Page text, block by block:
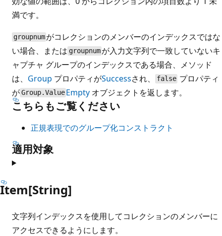
満です。
groupnum がコレクションのメンバーのインデックスではな
い場合、または groupnum が入力文字列で一致していないキ
ャプチャ グループのインデックスである場合、メソッド
は、 Group プロパティがSuccessされ、 false プロパティ
がGroup.Value Empty オブジェクトを返します。
こちらもご覧ください
正規表現でのグループ化コンストラクト
適用対象
Item[String]
文字列インデックスを使用してコレクションのメンバーに
アクセスできるようにします。